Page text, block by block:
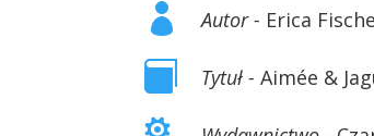
 Autor - Erica
 Tytuł - Aimée &